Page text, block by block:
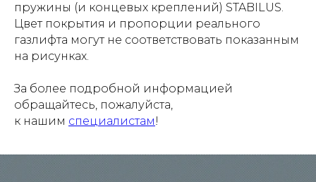
пружины (и концевых креплений) STABILUS.
Цвет покрытия и пропорции реального
газлифта могут не соответствовать показанным
на рисунках.
За более подробной информацией
обращайтесь, пожалуйста,
к нашим специалистам!